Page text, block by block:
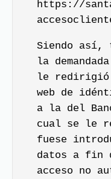
https://
Siendo así,
la
le redirigió
web de
a la del
cual se le
fuese
datos a fin
acceso no